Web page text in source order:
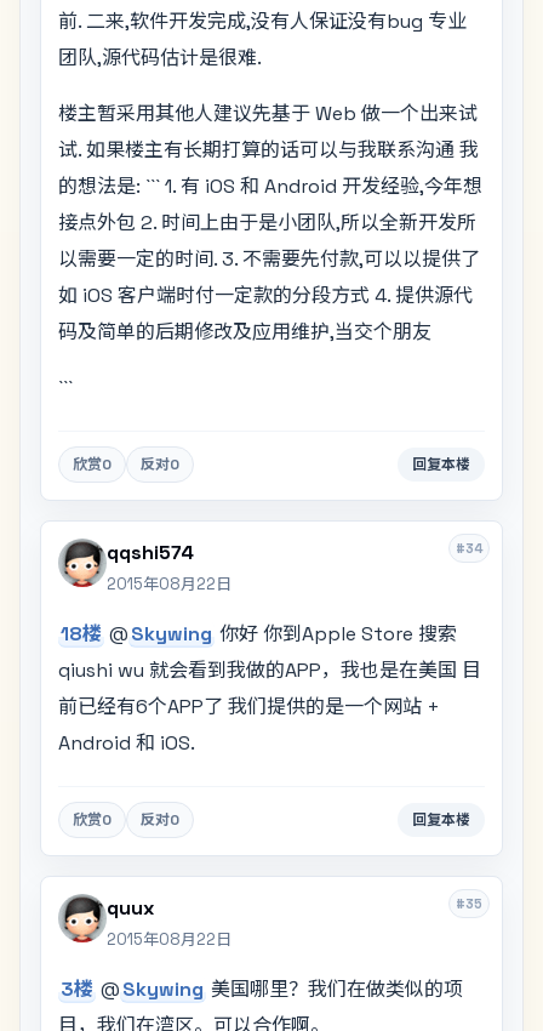
前. 二来,软件开发完成,没有人保证没有bug 专业
团队,源代码估计是很难.
楼主暂采用其他人建议先基于 Web 做一个出来试
试. 如果楼主有长期打算的话可以与我联系沟通 我
的想法是: ``` 1. 有 iOS 和 Android 开发经验,今年想
接点外包 2. 时间上由于是小团队,所以全新开发所
以需要一定的时间. 3. 不需要先付款,可以以提供了
如 iOS 客户端时付一定款的分段方式 4. 提供源代
码及简单的后期修改及应用维护,当交个朋友
```
欣赏0 反对0 回复本楼
#34
qqshi574
2015年08月22日
18楼@Skywing 你好 你到Apple Store 搜索
qiushi wu 就会看到我做的APP，我也是在美国 目
前已经有6个APP了 我们提供的是一个网站 +
Android 和 iOS.
欣赏0 反对0 回复本楼
#35
quux
2015年08月22日
3楼@Skywing 美国哪里？我们在做类似的项